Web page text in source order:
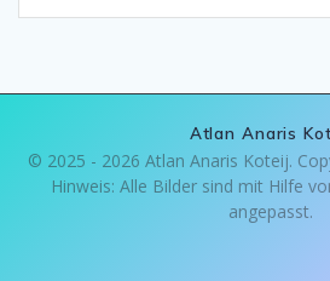
Atlan Anaris
© 2025 - 2026 Atlan Anaris Koteij.
Hinweis: Alle Bilder sind mit Hilfe
angepasst.